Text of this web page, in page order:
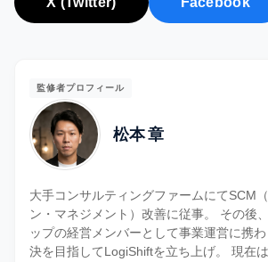
監修者プロフィール
松本 章
大手コンサルティングファームにてSCM
ン・マネジメント）改善に従事。 その後
ップの経営メンバーとして事業運営に携
決を目指してLogiShiftを立ち上げ。 現在